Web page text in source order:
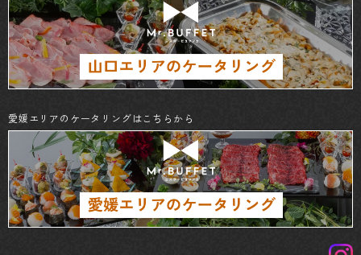
愛媛エリアのケータリングはこちらから